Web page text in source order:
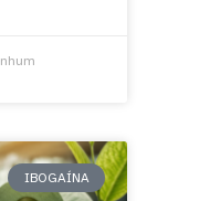
IBOGAÍNA